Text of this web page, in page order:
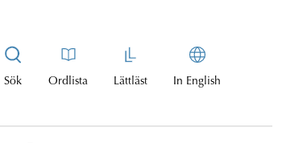
Sök Ordlista Lättläst In English